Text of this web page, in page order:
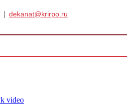
| dekanat@krirpo.ru